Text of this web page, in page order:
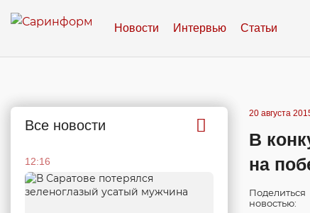
Новости Интервью Статьи
Все новости
12:16
20 августа
В
на
Поделиться
новостью: